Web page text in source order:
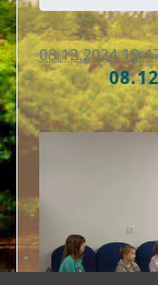
08.12.2024